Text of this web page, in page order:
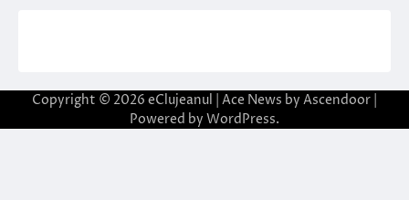
Copyright © 2026 eClujeanul | Ace News by Ascendoor
Powered by WordPress.